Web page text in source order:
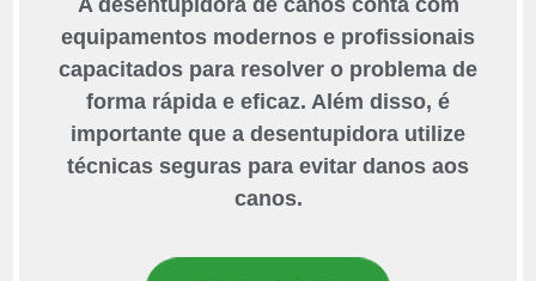
equipamentos modernos e profissionais
capacitados para resolver o problema de
forma rápida e eficaz. Além disso, é
importante que a desentupidora utilize
técnicas seguras para evitar danos aos
canos.